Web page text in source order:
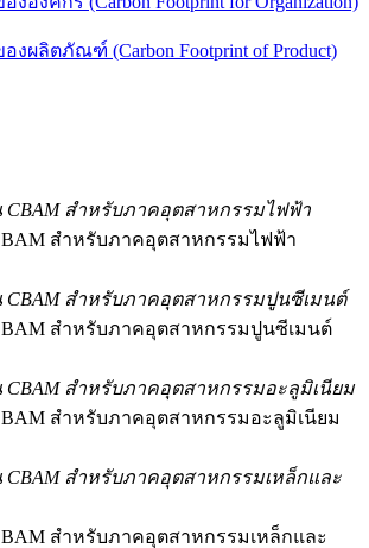
ผลิตภัณฑ์ (Carbon Footprint of Product)
สำหรับภาคอุตสาหกรรมไฟฟ้า
สำหรับภาคอุตสาหกรรมปูนซีเมนต์
สำหรับภาคอุตสาหกรรมอะลูมิเนียม
สำหรับภาคอุตสาหกรรมเหล็กและ